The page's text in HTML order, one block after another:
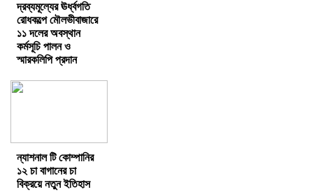
দ্রব্যমূল্যের ঊর্ধ্বগতি
রোধকল্পে মৌলভীবাজারে
১১ দলের অবস্থান
কর্মসূচি পালন ও
স্মারকলিপি প্রদান
ন্যাশনাল টি কোম্পানির
১২ চা বাগানের চা
বিক্রয়ে নতুন ইতিহাস